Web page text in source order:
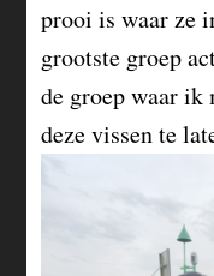
prooi is waar ze
grootste groep
de groep waar ik
deze vissen te